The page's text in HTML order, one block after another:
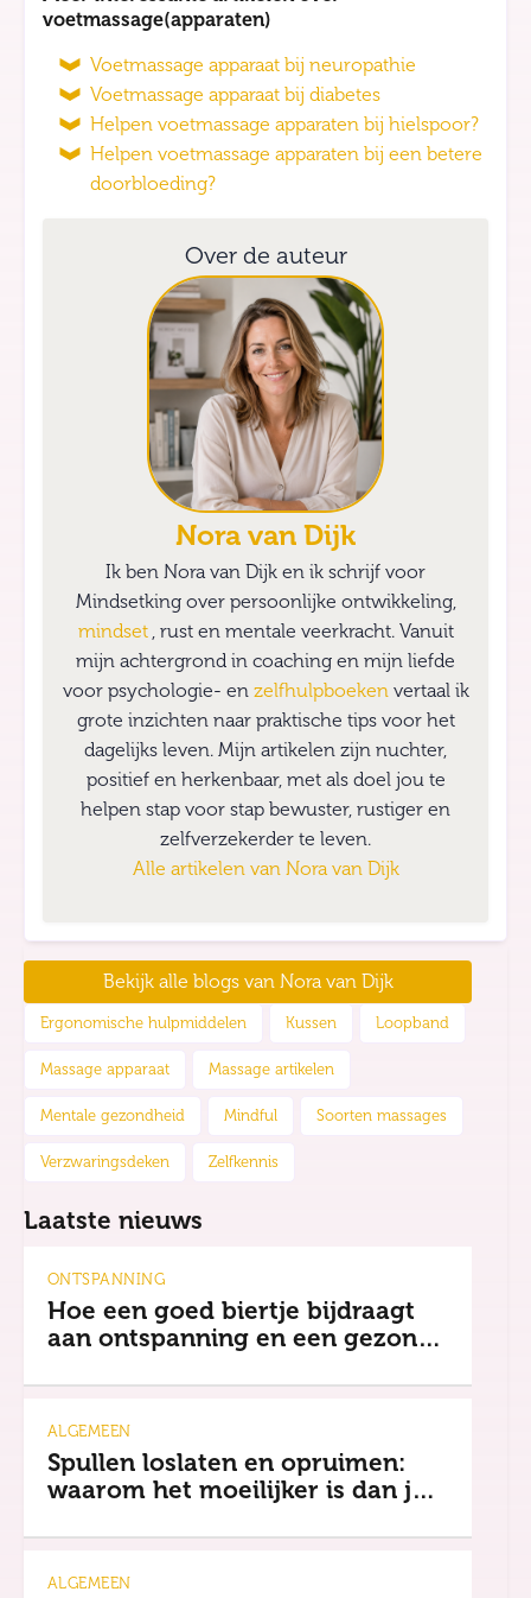
voetmassage(apparaten)
Voetmassage apparaat bij neuropathie
Voetmassage apparaat bij diabetes
Helpen voetmassage apparaten bij hielspoor?
Helpen voetmassage apparaten bij een betere
doorbloeding?
Over de auteur
Nora van Dijk
Ik ben Nora van Dijk en ik schrijf voor
Mindsetking over persoonlijke ontwikkeling,
mindset , rust en mentale veerkracht. Vanuit
mijn achtergrond in coaching en mijn liefde
voor psychologie- en zelfhulpboeken vertaal ik
grote inzichten naar praktische tips voor het
dagelijks leven. Mijn artikelen zijn nuchter,
positief en herkenbaar, met als doel jou te
helpen stap voor stap bewuster, rustiger en
zelfverzekerder te leven.
Alle artikelen van Nora van Dijk
Bekijk alle blogs van Nora van Dijk
Ergonomische hulpmiddelen Kussen Loopband
Massage apparaat Massage artikelen
Mentale gezondheid Mindful Soorten massages
Verzwaringsdeken Zelfkennis
Laatste nieuws
ONTSPANNING
Hoe een goed biertje bijdraagt
aan ontspanning en een gezonde
ALGEMEEN
Spullen loslaten en opruimen:
waarom het moeilijker is dan je
ALGEMEEN